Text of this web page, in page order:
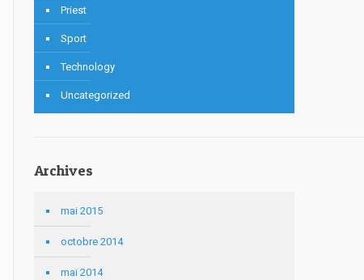
Priest
Sport
Technology
Uncategorized
Archives
mai 2015
octobre 2014
mai 2014